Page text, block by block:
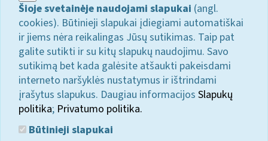
Šioje svetainėje naudojami slapukai (angl.
cookies). Būtinieji slapukai įdiegiami automatiškai
ir jiems nėra reikalingas Jūsų sutikimas. Taip pat
galite sutikti ir su kitų slapukų naudojimu. Savo
sutikimą bet kada galėsite atšaukti pakeisdami
interneto naršyklės nustatymus ir ištrindami
įrašytus slapukus. Daugiau informacijos Slapukų
politika; Privatumo politika.
Būtinieji slapukai